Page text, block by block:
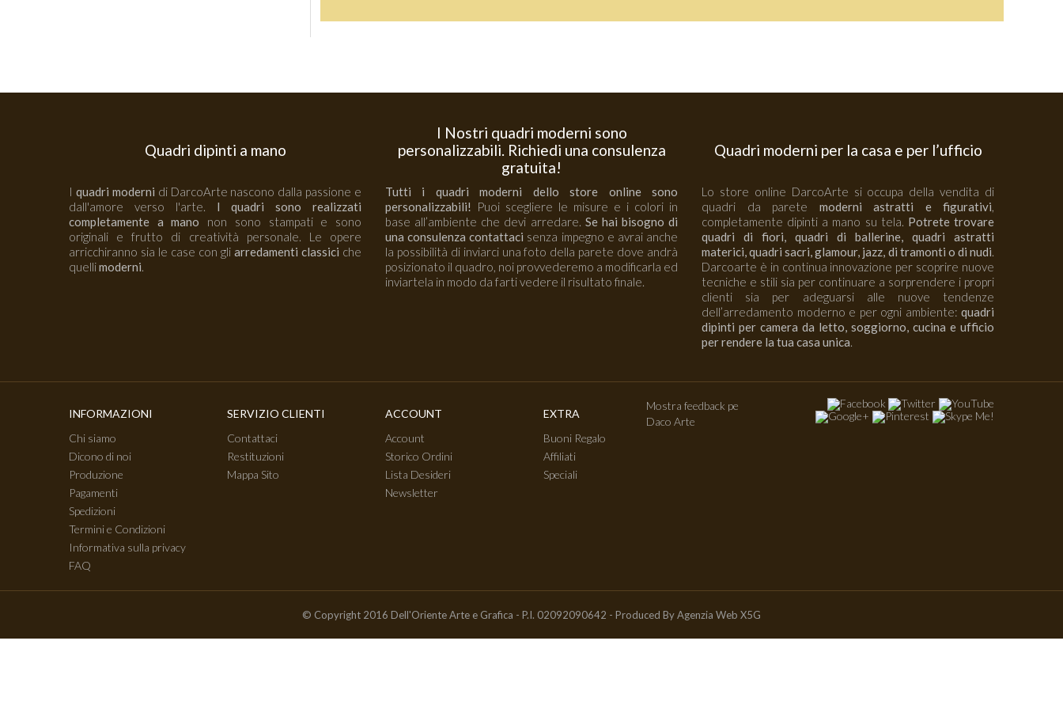
Quadri dipinti a mano
I quadri moderni di DarcoArte nascono dalla passione e
dall'amore verso l'arte. I quadri sono realizzati
completamente a mano non sono stampati e sono
originali e frutto di creatività personale. Le opere
arricchiranno sia le case con gli arredamenti classici che
quellimoderni.
I Nostri quadri moderni sono
personalizzabili. Richiedi una consulenza
gratuita!
Tutti i quadri moderni dello store online sono
personalizzabili! Puoi scegliere le misure e i colori in
base all’ambiente che devi arredare. Se hai bisogno di
una consulenza contattaci senza impegno e avrai anche
la possibilità di inviarci una foto della parete dove andrà
posizionato il quadro, noi provvederemo a modificarla ed
inviartela in modo da farti vedere il risultato finale.
Quadri moderni per la casa e per l’ufficio
Lo store online DarcoArte si occupa della vendita di
quadri da parete moderni astratti e figurativi,
completamente dipinti a mano su tela. Potrete trovare
quadri di fiori, quadri di ballerine, quadri astratti
materici, quadri sacri, glamour, jazz, di tramonti o di nudi.
Darcoarte è in continua innovazione per scoprire nuove
tecniche e stili sia per continuare a sorprendere i propri
clienti sia per adeguarsi alle nuove tendenze
dell’arredamento moderno e per ogni ambiente: quadri
dipinti per camera da letto, soggiorno, cucina e ufficio
per rendere la tua casa unica.
INFORMAZIONI
Chi siamo
Dicono di noi
Produzione
Pagamenti
Spedizioni
Termini e Condizioni
Informativa sulla privacy
FAQ
SERVIZIO CLIENTI
Contattaci
Restituzioni
Mappa Sito
ACCOUNT
Account
Storico Ordini
Lista Desideri
Newsletter
EXTRA
Buoni Regalo
Affiliati
Speciali
Mostra feedback pe
Daco Arte
© Copyright 2016 Dell'Oriente Arte e Grafica - P.I. 02092090642 - Produced ByAgenzia Web X5G